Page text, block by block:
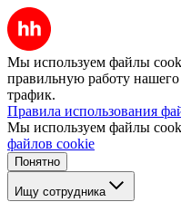
Мы используем файлы
правильную работу нашего
трафик.
Правила использования
Мы используем файлы
файлов cookie
Понятно
Ищу сотрудника